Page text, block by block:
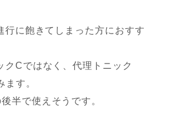
行に飽きてしまった方におすす
Cではなく、代理トニック
ます。
半で使えそうです。